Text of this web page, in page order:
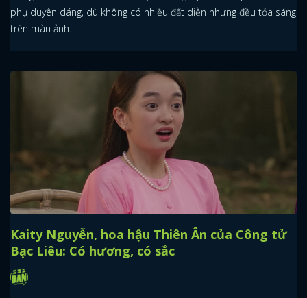
phụ duyên dáng, dù không có nhiều đất diễn nhưng đều tỏa sáng
trên màn ảnh.
Kaity Nguyễn, hoa hậu Thiên Ân của Công tử
Bạc Liêu: Có hương, có sắc